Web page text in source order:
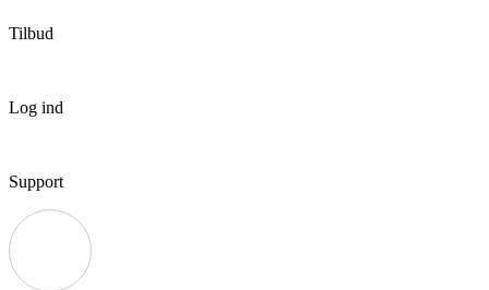
Tilbud
Log ind
Support